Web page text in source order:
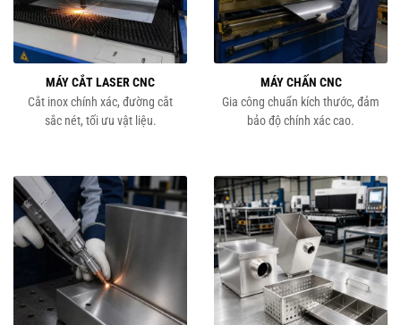
MÁY CẮT LASER CNC
Cắt inox chính xác, đường cắt
sắc nét, tối ưu vật liệu.
MÁY CHẤN CNC
Gia công chuẩn kích thước, đảm
bảo độ chính xác cao.